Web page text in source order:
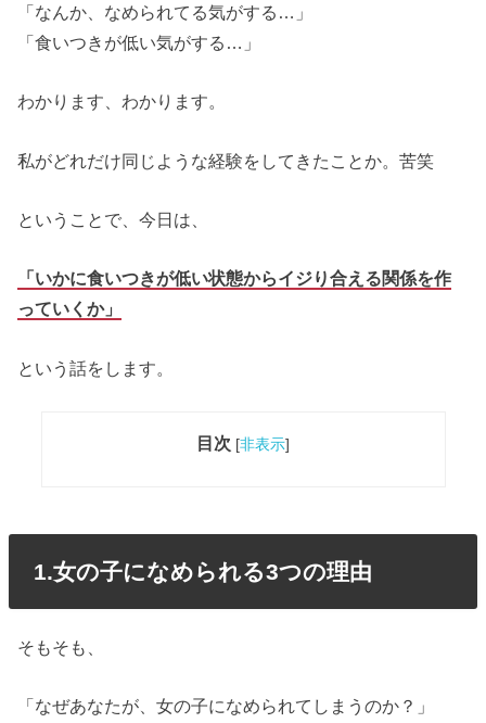
「なんか、なめられてる気がする…」
「食いつきが低い気がする…」
わかります、わかります。
私がどれだけ同じような経験をしてきたことか。苦笑
ということで、今日は、
「いかに食いつきが低い状態からイジり合える関係を作
っていくか」
という話をします。
目次 [非表示]
1.女の子になめられる3つの理由
そもそも、
「なぜあなたが、女の子になめられてしまうのか？」